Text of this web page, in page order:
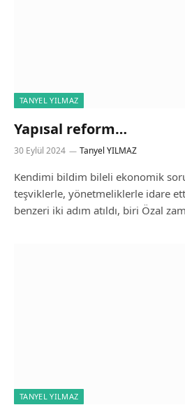
TANYEL YILMAZ
Yapısal reform…
30 Eylül 2024 Tanyel YILMAZ
Kendimi bildim bileli ekonomik
teşviklerle, yönetmeliklerle idare
benzeri iki adım atıldı, biri Özal
TANYEL YILMAZ